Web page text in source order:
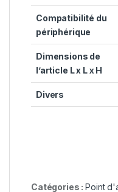
Compatibilité du
périphérique
Dimensions de
l’article L x L x H
Divers
Catégories :Point